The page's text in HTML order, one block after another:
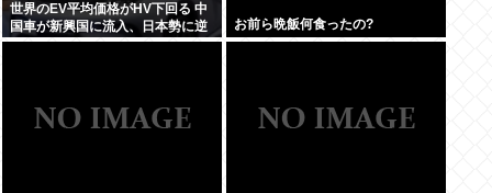
世界のEV平均価格がHV下回る 中
国車が新興国に流入、日本勢に逆
風
お前ら晩飯何食ったの?